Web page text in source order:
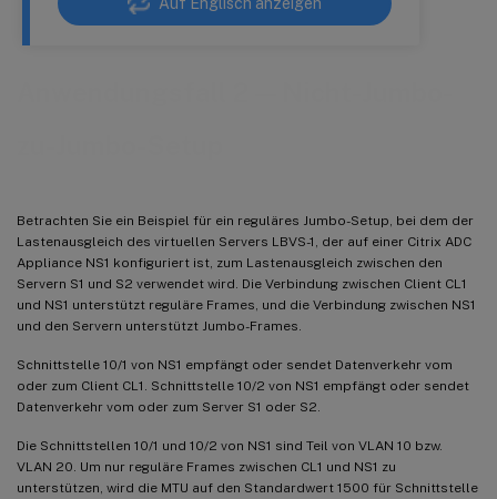
Betrachten Sie ein Beispiel für ein reguläres Jumbo-Setup, bei dem der
Lastenausgleich des virtuellen Servers LBVS-1, der auf einer Citrix ADC
Appliance NS1 konfiguriert ist, zum Lastenausgleich zwischen den
Servern S1 und S2 verwendet wird. Die Verbindung zwischen Client CL1
und NS1 unterstützt reguläre Frames, und die Verbindung zwischen NS1
und den Servern unterstützt Jumbo-Frames.
Schnittstelle 10/1 von NS1 empfängt oder sendet Datenverkehr vom
oder zum Client CL1. Schnittstelle 10/2 von NS1 empfängt oder sendet
Datenverkehr vom oder zum Server S1 oder S2.
Die Schnittstellen 10/1 und 10/2 von NS1 sind Teil von VLAN 10 bzw.
VLAN 20. Um nur reguläre Frames zwischen CL1 und NS1 zu
unterstützen, wird die MTU auf den Standardwert 1500 für Schnittstelle